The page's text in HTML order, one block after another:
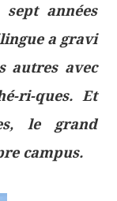
années
a gravi
autres avec
ri-ques. Et
le grand
campus.